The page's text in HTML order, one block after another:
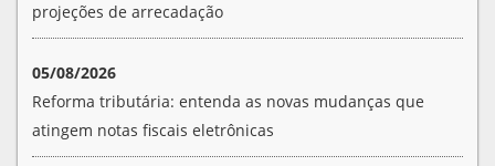
projeções de arrecadação
05/08/2026
Reforma tributária: entenda as novas mudanças que
atingem notas fiscais eletrônicas